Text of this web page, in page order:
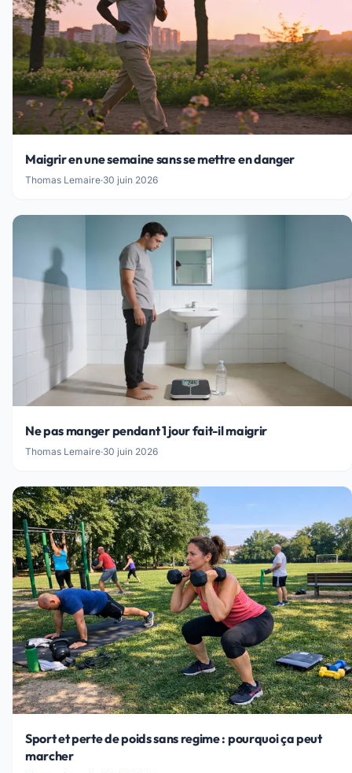
Maigrir en une semaine sans se mettre en danger
Thomas Lemaire·30 juin 2026
Ne pas manger pendant 1 jour fait-il maigrir
Thomas Lemaire·30 juin 2026
Sport et perte de poids sans regime : pourquoi ça peut
marcher